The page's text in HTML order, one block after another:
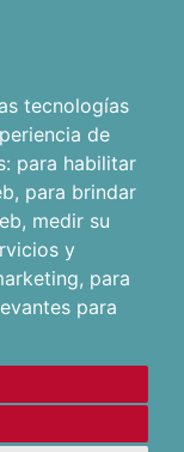
tecnologías
de
para habilitar
, para brindar
, medir su
y
, para
para